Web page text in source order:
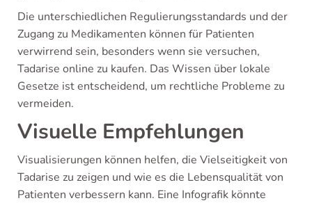
Die unterschiedlichen Regulierungsstandards und der
Zugang zu Medikamenten können für Patienten
verwirrend sein, besonders wenn sie versuchen,
Tadarise online zu kaufen. Das Wissen über lokale
Gesetze ist entscheidend, um rechtliche Probleme zu
vermeiden.
Visuelle Empfehlungen
Visualisierungen können helfen, die Vielseitigkeit von
Tadarise zu zeigen und wie es die Lebensqualität von
Patienten verbessern kann. Eine Infografik könnte